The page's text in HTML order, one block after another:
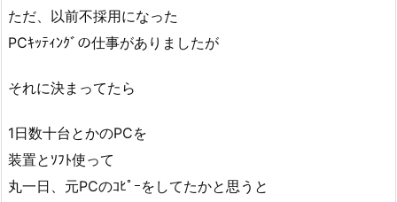
ただ、以前不採用になった
PCｷｯﾃｨﾝｸﾞの仕事がありましたが
それに決まってたら
1日数十台とかのPCを
装置とｿﾌﾄ使って
丸一日、元PCのｺﾋﾟｰをしてたかと思うと